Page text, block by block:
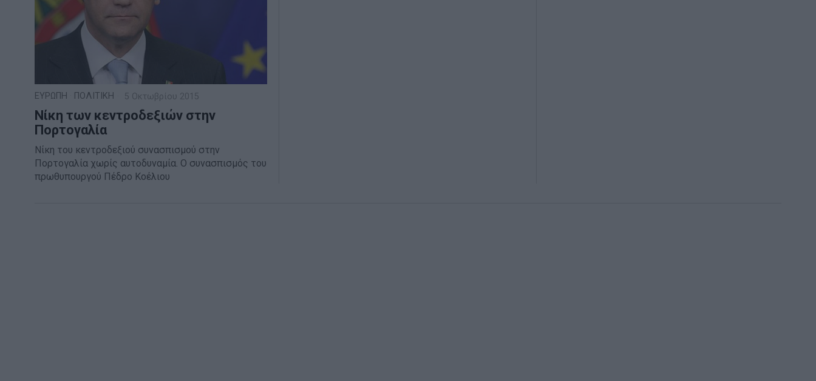
ΕΥΡΩΠΗ ΠΟΛΙΤΙΚΗ 5 Οκτωβρίου 2015
Νίκη των κεντροδεξιών στην
Πορτογαλία
Νίκη του κεντροδεξιού συνασπισμού στην
Πορτογαλία χωρίς αυτοδυναμία. Ο συνασπισμός του
πρωθυπουργού Πέδρο Κοέλιου